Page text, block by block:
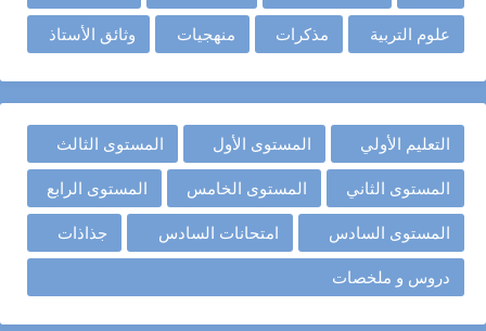
علوم التربية مذكرات منهجيات وثائق الأستاذ
التعليم الأولي المستوى الأول المستوى الثالث
المستوى الثاني المستوى الخامس المستوى الرابع
المستوى السادس امتحانات السادس جذاذات
دروس و ملخصات